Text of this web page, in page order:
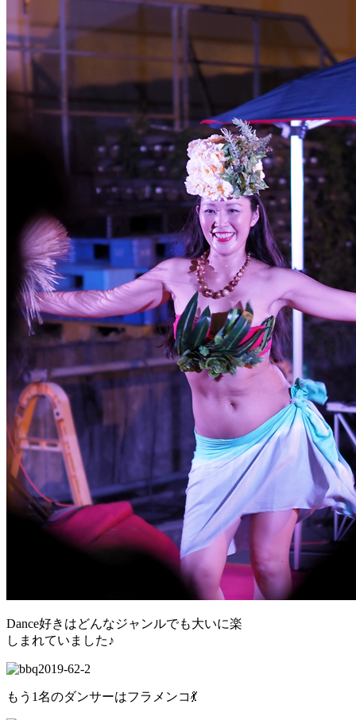
Dance好きはどんなジャンルでも大いに楽
しまれていました♪
もう1名のダンサーはフラメンコ💃